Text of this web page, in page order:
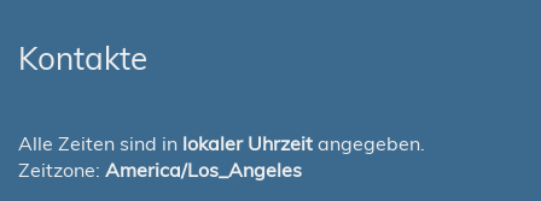
Kontakte
Alle Zeiten sind in lokaler Uhrzeit angegeben.
Zeitzone: America/Los_Angeles